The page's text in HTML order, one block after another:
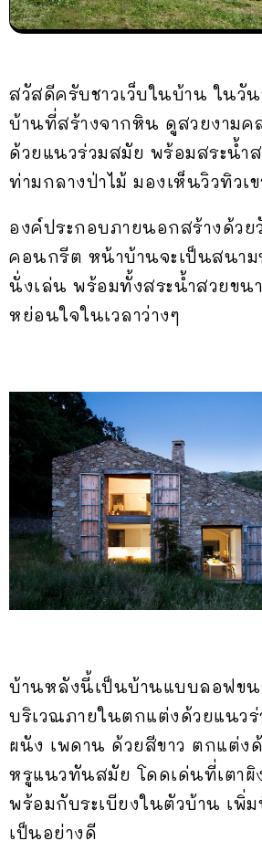
สวัสดีครับชาวเว็บในบ้าน ในวั
บ้านที่สร้างจากหิน ดูสวยงามค
ด้วยแนวร่วมสมัย พร้อมสระน้ำ
ท่ามกลางป่าไม้ มองเห็นวิวทิวเ
องค์ประกอบภายนอกสร้างด้ว
คอนกรีต หน้าบ้านจะเป็นสนา
นั่งเล่น พร้อมทั้งสระน้ำสวยขน
หย่อนใจในเวลาว่างๆ
บ้านหลังนี้เป็นบ้านแบบลอฟขน
บริเวณภายในตกแต่งด้วยแนว
ผนัง เพดาน ด้วยสีขาว ตกแต่ง
หรูแนวทันสมัย โดดเด่นที่เตาผิ
พร้อมกับระเบียงในตัวบ้าน เพิ่
เป็นอย่างดี